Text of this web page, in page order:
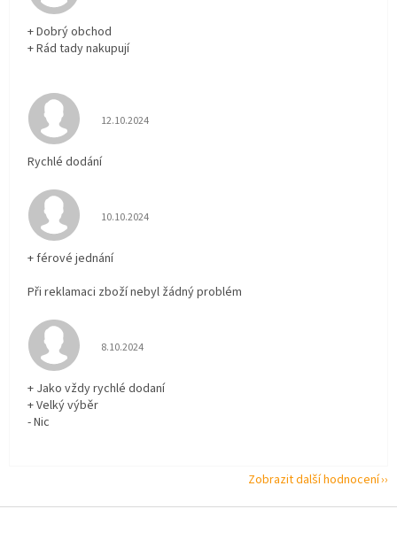
+ Dobrý obchod
+ Rád tady nakupují
Hodnocení obchodu je 5 z 5 hvězdiček.
12.10.2024
Rychlé dodání
Hodnocení obchodu je 5 z 5 hvězdiček.
10.10.2024
+ férové jednání
Při reklamaci zboží nebyl žádný problém
Hodnocení obchodu je 5 z 5 hvězdiček.
8.10.2024
+ Jako vždy rychlé dodaní
+ Velký výběr
- Nic
Zobrazit další hodnocení